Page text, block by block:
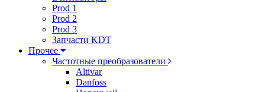
Prod 1
Prod 2
Prod 3
Запчасти KDT
Прочее
Частотные преобразователи
Altivar
Danfoss